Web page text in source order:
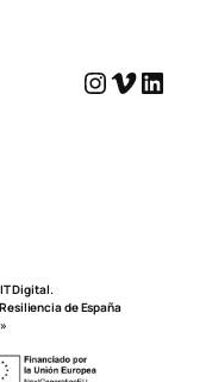
Instagram
Vimeo
Digital.
de España